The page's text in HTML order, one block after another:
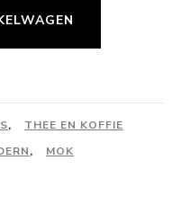
,
THEE EN KOFFIE
, MOK